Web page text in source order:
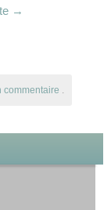
→
commentaire .